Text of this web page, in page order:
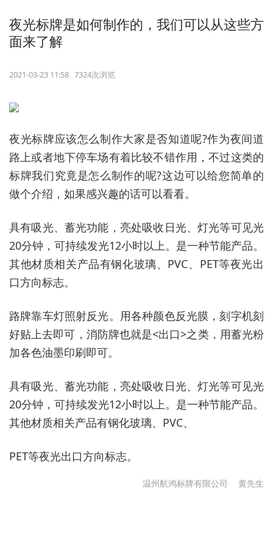
夜光标牌是如何制作的，我们可以从这些方
面来了解
2021-03-23 11:58 7324次浏览
夜光标牌应该怎么制作大家是否知道呢?作为夜间道
路上或者地下停车场有着比较不错作用，不过这类的
标牌我们究竟是怎么制作的呢?这边可以给您简单的
做个介绍，如果感兴趣的话可以看看。
具有吸光、蓄光功能，亮处吸收日光、灯光等可见光
20分钟，可持续发光12小时以上。是一种节能产品。
其他材质相关产品有钢化玻璃、PVC、PET等夜光出
口方向标志。
路牌靠车灯照射反光。用各种颜色反光膜，刻字机刻
好贴上去即可，消防牌也就是<出口>之类，用蓄光粉
加各色油墨印刷即可。
具有吸光、蓄光功能，亮处吸收日光、灯光等可见光
20分钟，可持续发光12小时以上。是一种节能产品。
其他材质相关产品有钢化玻璃、PVC、
PET等夜光出口方向标志。
温州航鸿标牌有限公司 黄先生